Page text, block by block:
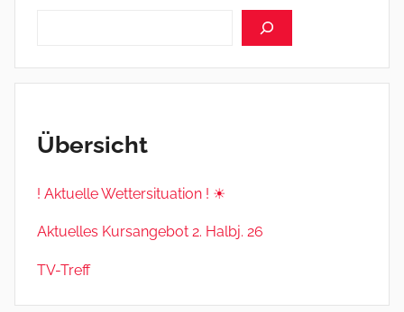
Übersicht
! Aktuelle Wettersituation ! ☀
Aktuelles Kursangebot 2. Halbj. 26
TV-Treff